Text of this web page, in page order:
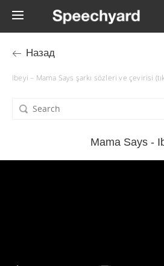
Назад
Ibeyi – Mama Says şarkı sözleri ve çevirisi
Mama Says -